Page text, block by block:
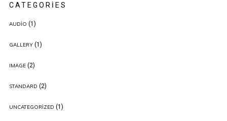
CATEGORIES
AUDIO (1)
GALLERY(1)
IMAGE(2)
STANDARD (2)
UNCATEGORIZED (1)